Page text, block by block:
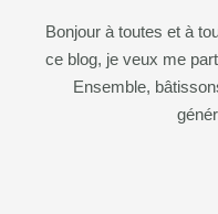
Bonjour à toutes et à
ce blog, je veux me
Ensemble,